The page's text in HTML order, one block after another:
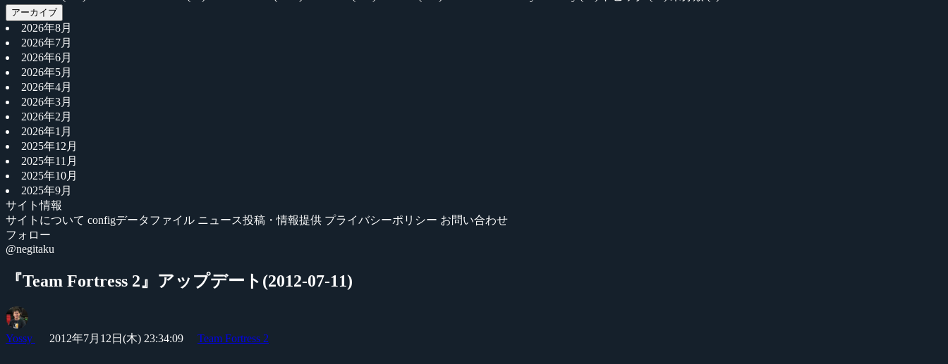
アーカイブ
2026年8月
2026年7月
2026年6月
2026年5月
2026年4月
2026年3月
2026年2月
2026年1月
2025年12月
2025年11月
2025年10月
2025年9月
サイト情報
サイトについて configデータファイル ニュース投稿・情報提供 プライバシーポリシー お問い合わせ
フォロー
@negitaku
『Team Fortress 2』アップデート(2012-07-11)
Yossy 2012年7月12日(木) 23:34:09 Team Fortress 2